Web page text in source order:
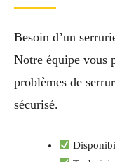
Besoin d’un
Notre équipe vous
problèmes de
sécurisé.